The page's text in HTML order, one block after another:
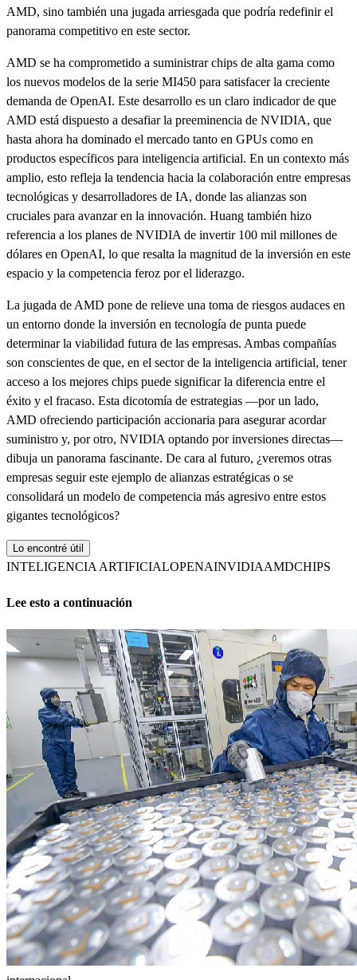
AMD, sino también una jugada arriesgada que podría redefinir el
panorama competitivo en este sector.
AMD se ha comprometido a suministrar chips de alta gama como
los nuevos modelos de la serie MI450 para satisfacer la creciente
demanda de OpenAI. Este desarrollo es un claro indicador de que
AMD está dispuesto a desafiar la preeminencia de NVIDIA, que
hasta ahora ha dominado el mercado tanto en GPUs como en
productos específicos para inteligencia artificial. En un contexto más
amplio, esto refleja la tendencia hacia la colaboración entre empresas
tecnológicas y desarrolladores de IA, donde las alianzas son
cruciales para avanzar en la innovación. Huang también hizo
referencia a los planes de NVIDIA de invertir 100 mil millones de
dólares en OpenAI, lo que resalta la magnitud de la inversión en este
espacio y la competencia feroz por el liderazgo.
La jugada de AMD pone de relieve una toma de riesgos audaces en
un entorno donde la inversión en tecnología de punta puede
determinar la viabilidad futura de las empresas. Ambas compañías
son conscientes de que, en el sector de la inteligencia artificial, tener
acceso a los mejores chips puede significar la diferencia entre el
éxito y el fracaso. Esta dicotomía de estrategias —por un lado,
AMD ofreciendo participación accionaria para asegurar acordar
suministro y, por otro, NVIDIA optando por inversiones directas—
dibuja un panorama fascinante. De cara al futuro, ¿veremos otras
empresas seguir este ejemplo de alianzas estratégicas o se
consolidará un modelo de competencia más agresivo entre estos
gigantes tecnológicos?
Lo encontré útil
INTELIGENCIA ARTIFICIALOPENAINVIDIAAMDCHIPS
Lee esto a continuación